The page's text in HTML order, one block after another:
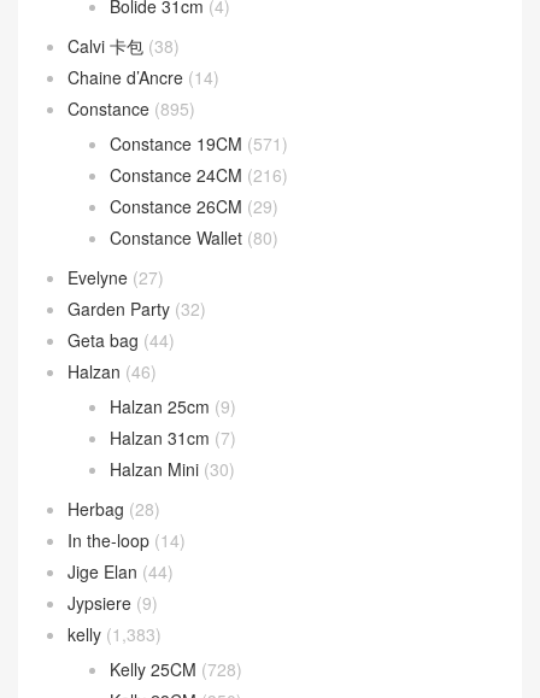
Chaine d’Ancre
Constance(895)
Constance 19CM
Constance 24CM (216)
Constance 26CM (29)
Constance Wallet (80)
Garden Party
Geta bag (44)
Halzan(46)
Halzan 25cm
Halzan 31cm (7)
Halzan Mini(30)
In the-loop(14)
Jige Elan(44)
Jypsiere(9)
kelly(1,383)
Kelly 25CM
Kelly 28CM (350)